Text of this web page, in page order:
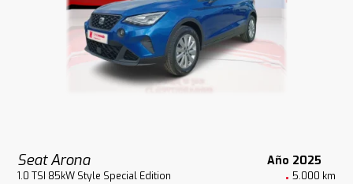
Seat Arona Año 2025
1.0 TSI 85kW Style Special Edition 5.000 km